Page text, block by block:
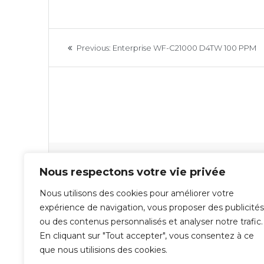
Nous respectons votre vie privée
Nous utilisons des cookies pour améliorer votre
expérience de navigation, vous proposer des publicités
ou des contenus personnalisés et analyser notre trafic.
En cliquant sur "Tout accepter", vous consentez à ce
que nous utilisions des cookies.
Navigation
de
Previous: Previous
Enterprise WF-C21000 D4TW 100 PPM
Laisser un commentaire
vous connecter pour publier un